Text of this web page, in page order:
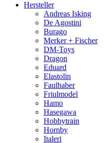
Hersteller
Andreas Isking
De Agostini
Burago
Merker + Fischer
DM-Toys
Dragon
Eduard
Elastolin
Faulhaber
Friulmodel
Hamo
Hasegawa
Hobbytrain
Hornby
Italeri